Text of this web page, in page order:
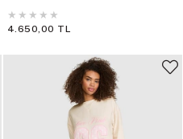
★ ★ ★ ★ ★
4.650,00 TL